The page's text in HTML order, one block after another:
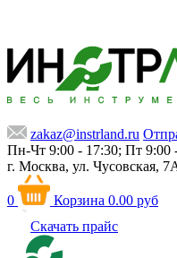
zakaz@instrland.ru
Пн-Чт 9:00 - 17:30; Пт 9:00
г. Москва, ул. Чусовская,
0 Корзина 0.00 руб
Скачать прайс